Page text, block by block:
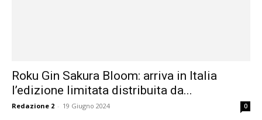
Roku Gin Sakura Bloom: arriva in Italia
l’edizione limitata distribuita da...
Redazione 2 - 19 Giugno 2024 0